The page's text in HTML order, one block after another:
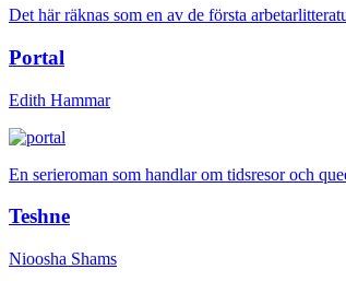
Det här räknas som en av de första
Portal
Edith Hammar
En serieroman som handlar om tidsresor och
Teshne
Nioosha Shams